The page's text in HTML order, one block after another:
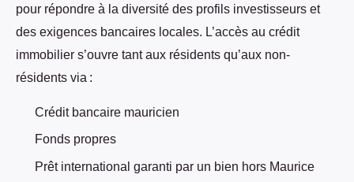
pour répondre à la diversité des profils investisseurs et
des exigences bancaires locales. L’accès au crédit
immobilier s’ouvre tant aux résidents qu’aux non-
résidents via :
Crédit bancaire mauricien
Fonds propres
Prêt international garanti par un bien hors Maurice